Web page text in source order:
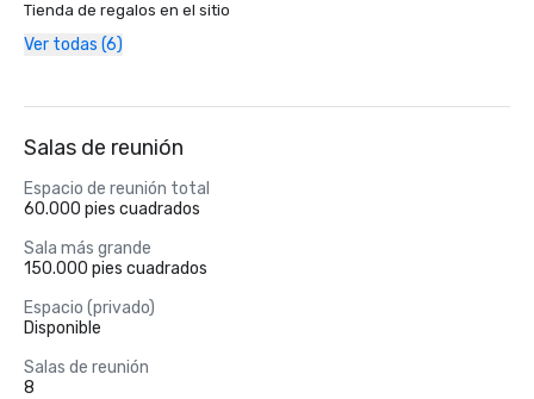
Tienda de regalos en el sitio
Ver todas (6)
Salas de reunión
Espacio de reunión total
60.000 pies cuadrados
Sala más grande
150.000 pies cuadrados
Espacio (privado)
Disponible
Salas de reunión
8